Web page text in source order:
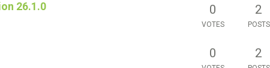
26.1.0 0
VOTES
2
POSTS
0 2